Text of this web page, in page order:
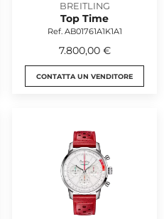
BREITLING
Top Time
Ref. AB01761A1K1A1
7.800,00 €
CONTATTA UN VENDITORE